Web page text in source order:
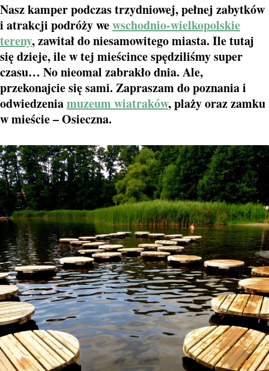
Nasz kamper podczas trzydniowej, pełnej zabytków
i atrakcji podróży wewschodnio-wielkopolskie
tereny, zawitał do niesamowitego miasta. Ile tutaj
się dzieje, ile w tej mieścince spędziliśmy super
czasu… No nieomal zabrakło dnia. Ale,
przekonajcie się sami. Zapraszam do poznania i
odwiedzeniamuzeum wiatraków, plaży oraz zamku
w mieście – Osieczna.